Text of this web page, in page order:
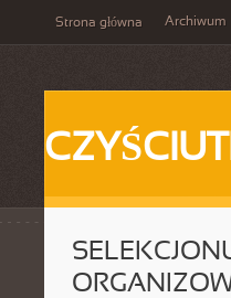
Strona główna Archiwum